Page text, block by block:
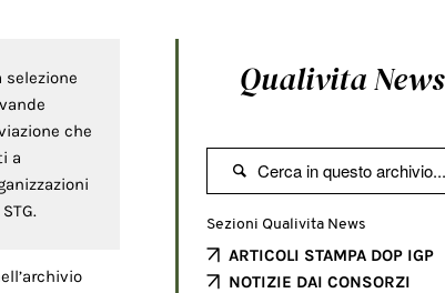
selezione
che
a
Qualivita News

Sezioni Qualivita News
ARTICOLI STAMPA DOP IGP
NOTIZIE DAI CONSORZI